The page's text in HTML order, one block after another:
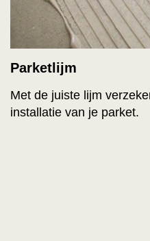
Parketlijm
Met de juiste lijm
installatie van je parket.